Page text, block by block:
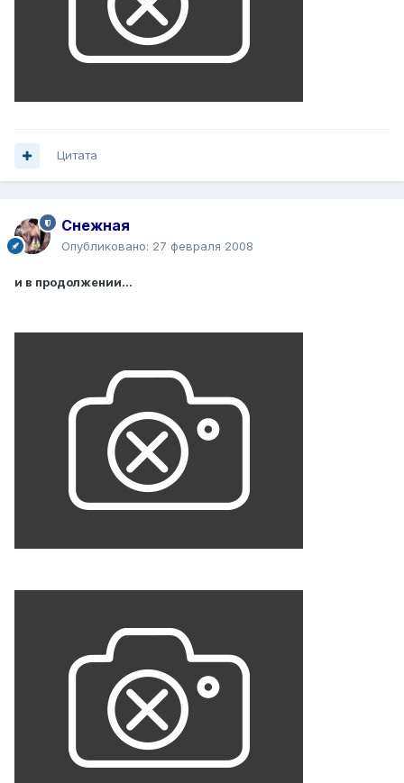
Цитата
Снежная
Опубликовано: 27 февраля 2008
и в продолжении...